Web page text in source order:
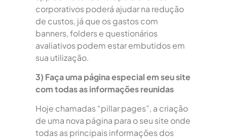
corporativos poderá ajudar na redução
de custos, já que os gastos com
banners, folders e questionários
avaliativos podem estar embutidos em
sua utilização.
3) Faça uma página especial em seu site
com todas as informações reunidas
Hoje chamadas “pillar pages”, a criação
de uma nova página para o seu site onde
todas as principais informações dos